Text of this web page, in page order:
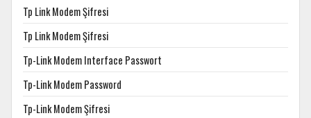
Tp Link Modem Şifresi
Tp Link Modem Şifresi
Tp-Link Modem Interface Passwort
Tp-Link Modem Password
Tp-Link Modem Şifresi